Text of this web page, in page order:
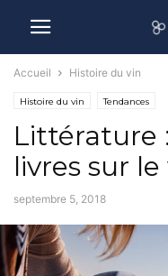
Accueil Histoire du vin
Histoire du vin Tendances
Littérature
livres sur le
septembre 5, 2018